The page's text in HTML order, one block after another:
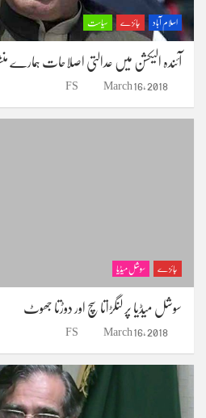
اسلام آباد جائزے سیاست
آئندہ الیکشن میں عدالتی اصلاحات ہمارے
March 16, 2018
FS
جائزے سوشل میڈیا
سوشل میڈیا پر لنگڑاتا سچ اور دوڑتا جھوٹ
March 16, 2018
FS